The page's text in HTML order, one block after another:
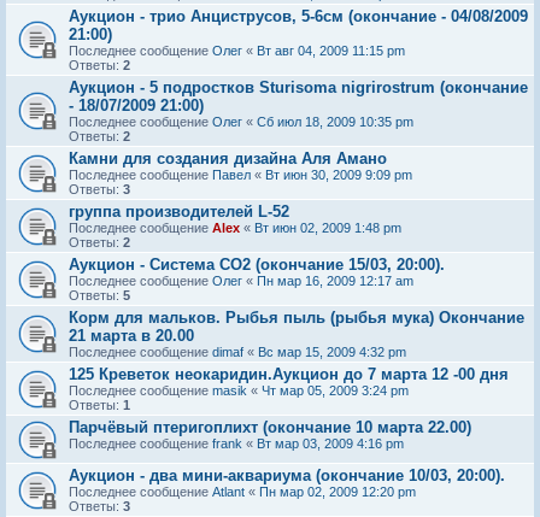
Аукцион - трио Анциструсов, 5-6см (окончание - 04/08/2009
21:00)
Последнее сообщение Олег « Вт авг 04, 2009 11:15 pm
Ответы: 2
Аукцион - 5 подростков Sturisoma nigrirostrum (окончание
- 18/07/2009 21:00)
Последнее сообщение Олег « Сб июл 18, 2009 10:35 pm
Ответы: 2
Камни для создания дизайна Аля Амано
Последнее сообщение Павел « Вт июн 30, 2009 9:09 pm
Ответы: 3
группа производителей L-52
Последнее сообщение Alex « Вт июн 02, 2009 1:48 pm
Ответы: 2
Аукцион - Система CO2 (окончание 15/03, 20:00).
Последнее сообщение Олег « Пн мар 16, 2009 12:17 am
Ответы: 5
Корм для мальков. Рыбья пыль (рыбья мука) Окончание
21 марта в 20.00
Последнее сообщение dimaf « Вс мар 15, 2009 4:32 pm
125 Креветок неокаридин.Аукцион до 7 марта 12 -00 дня
Последнее сообщение masik « Чт мар 05, 2009 3:24 pm
Ответы: 1
Парчёвый птеригоплихт (окончание 10 марта 22.00)
Последнее сообщение frank « Вт мар 03, 2009 4:16 pm
Аукцион - два мини-аквариума (окончание 10/03, 20:00).
Последнее сообщение Atlant « Пн мар 02, 2009 12:20 pm
Ответы: 3